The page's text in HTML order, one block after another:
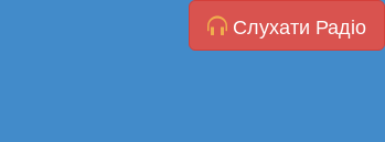
Слухати Радіо